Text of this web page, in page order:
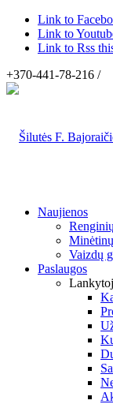
Link to
Link to
Link to Rss
+370-441-78-216 /
Naujienos
Vaizdų
Paslaugos